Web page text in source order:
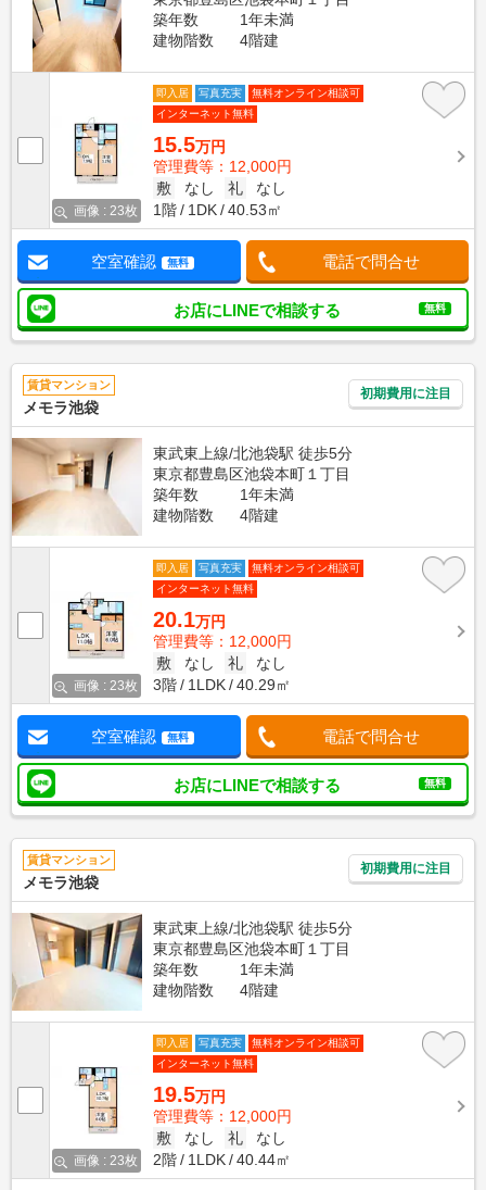
築年数
1年未満
建物階数
4階建
画像 : 23枚
即入居 写真充実
無料オンライン相談可
インターネット無料
15.5万円
管理費等：12,000円
敷
なし 礼
なし
1階
1DK 40.53㎡
空室確認 無料 電話で問合せ
お店にLINEで相談する 無料
賃貸マンション
メモラ池袋
初期費用に注目
東武東上線/北池袋駅 徒歩5分
東京都豊島区池袋本町１丁目
築年数
1年未満
建物階数
4階建
画像 : 23枚
即入居 写真充実
無料オンライン相談可
インターネット無料
20.1万円
管理費等：12,000円
敷
なし 礼
なし
3階
1LDK 40.29㎡
空室確認 無料 電話で問合せ
お店にLINEで相談する 無料
賃貸マンション
メモラ池袋
初期費用に注目
東武東上線/北池袋駅 徒歩5分
東京都豊島区池袋本町１丁目
築年数
1年未満
建物階数
4階建
画像 : 23枚
即入居 写真充実
無料オンライン相談可
インターネット無料
19.5万円
管理費等：12,000円
敷
なし 礼
なし
2階
1LDK 40.44㎡